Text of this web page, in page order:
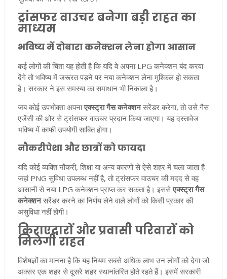
ट्रांसफर वाउचर बनेगा बड़ी राहत का
माध्यम
भविष्य में दोबारा कनेक्शन लेना होगा आसान
कई लोगों की चिंता यह होती है कि यदि वे अपना LPG कनेक्शन बंद करवा
देंगे तो भविष्य में जरूरत पड़ने पर नया कनेक्शन लेना मुश्किल हो सकता
है। सरकार ने इस समस्या का समाधान भी निकाला है।
जब कोई उपभोक्ता अपनाएक्स्ट्रा गैस कनेक्शनसरेंडर करेगा, तो उसे गैस
एजेंसी की ओर से ट्रांसफर वाउचर प्रदान किया जाएगा। यह दस्तावेज
भविष्य में काफी उपयोगी साबित होगा।
नौकरीपेशा और छात्रों को फायदा
यदि कोई व्यक्ति नौकरी, शिक्षा या अन्य कारणों से ऐसे शहर में चला जाता है
जहां PNG सुविधा उपलब्ध नहीं है, तो ट्रांसफर वाउचर की मदद से वह
आसानी से नया LPG कनेक्शन प्राप्त कर सकता है। इससे एक्स्ट्रा गैस
कनेक्शनसरेंडर करने का निर्णय लेने वाले लोगों को किसी प्रकार की
असुविधा नहीं होगी।
किराएदारों और प्रवासी परिवारों को
मिलेगी राहत
विशेषज्ञों का मानना है कि यह नियम सबसे अधिक लाभ उन लोगों को देगा जो
अक्सर एक शहर से दूसरे शहर स्थानांतरित होते रहते हैं। इसमें सरकारी